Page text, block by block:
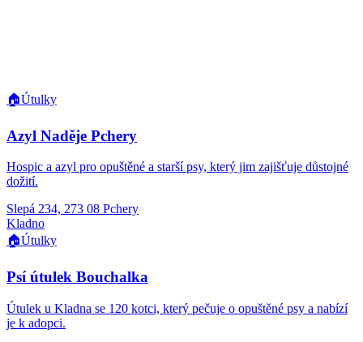
🏠Útulky
Azyl Naděje Pchery
Hospic a azyl pro opuštěné a starší psy, který jim zajišťuje důstojné
dožití.
Slepá 234, 273 08 Pchery
Kladno
🏠Útulky
Psí útulek Bouchalka
Útulek u Kladna se 120 kotci, který pečuje o opuštěné psy a nabízí
je k adopci.